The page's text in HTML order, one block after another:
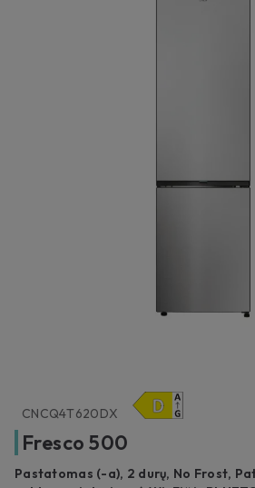
CNCQ4T620DX
Fresco 500
Pastatomas (-a), 2 durų, No Frost,